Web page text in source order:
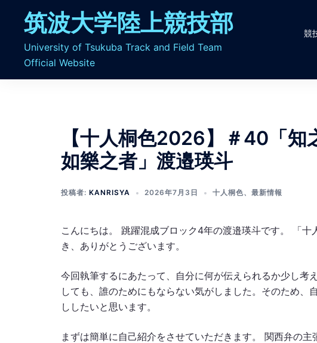
筑波大学陸上競技部
University of Tsukuba Track and Field Team
Official Website
競
【十人桐色2026】＃40「
如樂之者」渡邉瑛斗
投稿者: KANRISYA 2026年7月3日 十人桐色、 最新情報
こんにちは。 跳躍混成ブロック4年の渡邉瑛斗です。 「
き、ありがとうございます。
今回執筆するにあたって、自分に何が伝えられるか少し考
しても、誰のためにもならない気がしました。そのため
ししたいと思います。
まずは簡単に自己紹介をさせていただきます。 関西弁の